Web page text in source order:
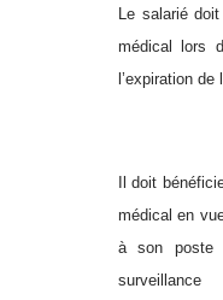
Le salarié
médical lors
l’expiration de
Il doit
médical en
à son poste